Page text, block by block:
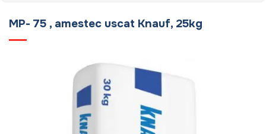
MP- 75 , amestec uscat Knauf, 25kg